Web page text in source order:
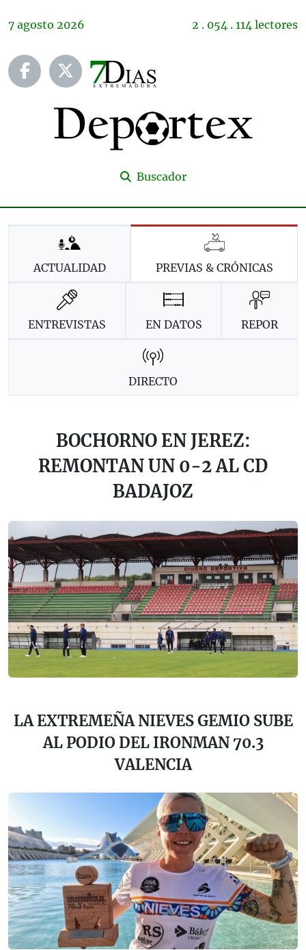
7 agosto 2026 2 . 054 . 114 lectores
Buscador
ACTUALIDAD PREVIAS & CRÓNICAS
ENTREVISTAS EN DATOS REPOR
DIRECTO
BOCHORNO EN JEREZ:
REMONTAN UN 0-2 AL CD
BADAJOZ
LA EXTREMEÑA NIEVES GEMIO SUBE
AL PODIO DEL IRONMAN 70.3
VALENCIA